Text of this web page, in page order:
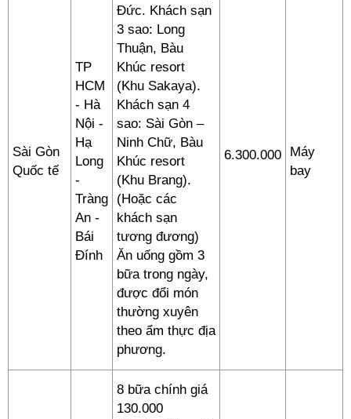
Sài Gòn
Quốc tế
TP
HCM
- Hà
Nội -
Hạ
Long
-
Tràng
An -
Bái
Đính
Đức. Khách sạn
3 sao: Long
Thuận, Bàu
Khúc resort
(Khu Sakaya).
Khách sạn 4
sao: Sài Gòn –
Ninh Chữ, Bàu
Khúc resort
(Khu Brang).
(Hoặc các
khách sạn
tương đương)
Ăn uống gồm 3
bữa trong ngày,
được đổi món
thường xuyên
theo ẩm thực địa
phương.
6.300.000
Máy
bay
8 bữa chính giá
130.000